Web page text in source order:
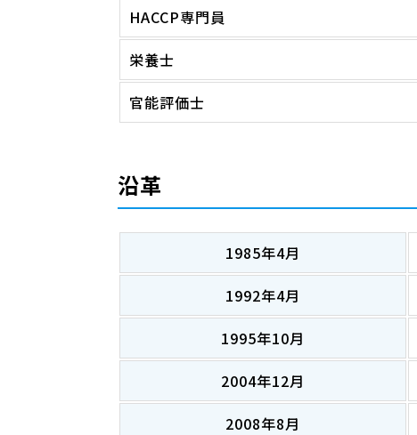
HACCP専門員
栄養士
官能評価士
沿革
1985年4月
1992年4月
1995年10月
2004年12月
2008年8月